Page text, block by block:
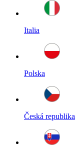
Italia
Polska
Česká republika